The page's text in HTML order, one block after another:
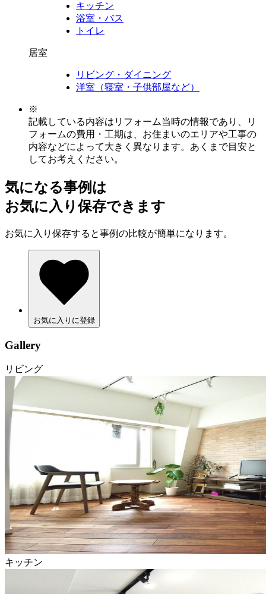
キッチン
浴室・バス
トイレ
居室
リビング・ダイニング
洋室（寝室・子供部屋など）
※
記載している内容はリフォーム当時の情報であり、リ
フォームの費用・工期は、お住まいのエリアや工事の
内容などによって大きく異なります。あくまで目安と
してお考えください。
気になる事例は
お気に入り保存できます
お気に入り保存すると事例の比較が簡単になります。
お気に入りに登録
Gallery
リビング
キッチン